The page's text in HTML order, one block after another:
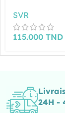
SVR
115.000 TND
24H -